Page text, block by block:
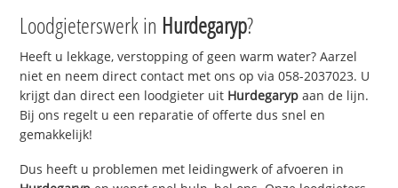
Loodgieterswerk in Hurdegaryp?
Heeft u lekkage, verstopping of geen warm water? Aarzel
niet en neem direct contact met ons op via 058-2037023. U
krijgt dan direct een loodgieter uit Hurdegaryp aan de lijn.
Bij ons regelt u een reparatie of offerte dus snel en
gemakkelijk!
Dus heeft u problemen met leidingwerk of afvoeren in